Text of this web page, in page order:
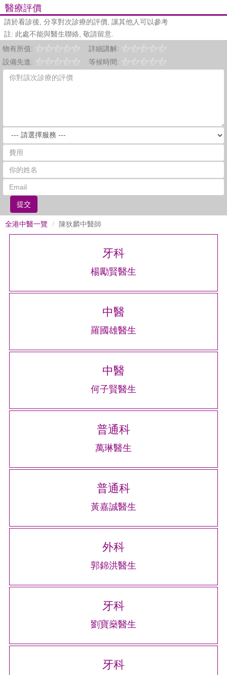
醫療評價
請於看診後, 分享對次診療的評價, 讓其他人可以參考
註: 此處不能與醫生聯絡, 敬請留意.
物有所值:
詳細講解:
設備先進:
等候時間:
提交
全港中醫一覽 陳狄麟中醫師
牙科
楊勵賢醫生
中醫
羅國雄醫生
中醫
何子賢醫生
普通科
萬琳醫生
普通科
黃嘉誠醫生
外科
郭錦洪醫生
牙科
劉寶燊醫生
牙科